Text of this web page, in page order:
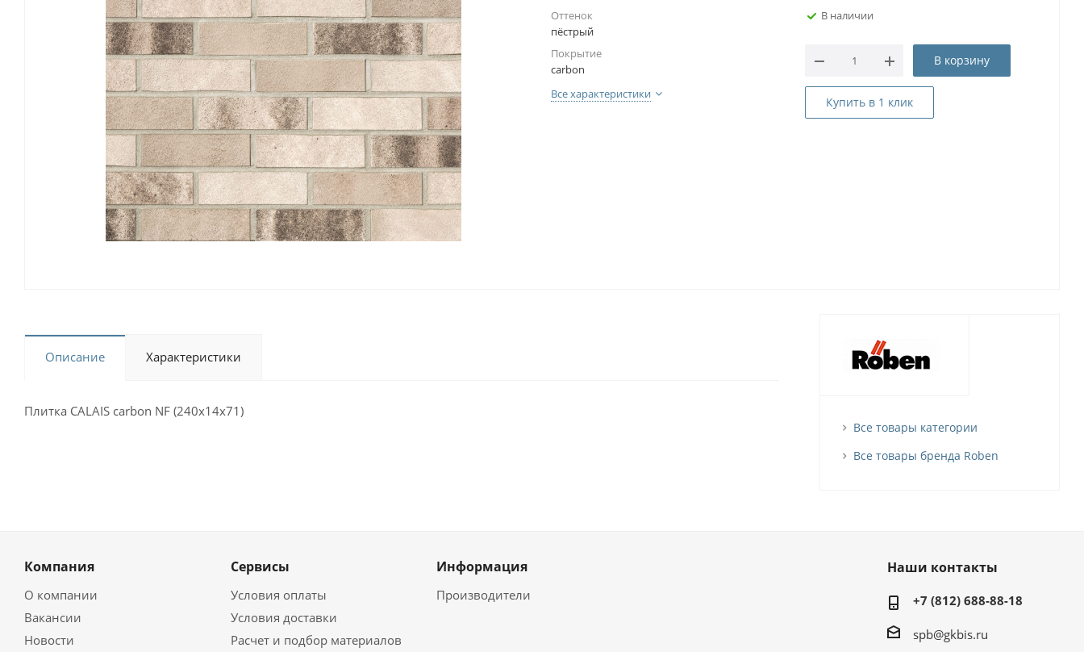
Оттенок
пёстрый
Покрытие
carbon
Все характеристики
В наличии
В корзину
Купить в 1 клик
Описание Характеристики
Плитка CALAIS carbon NF (240х14х71)
Все товары категории
Все товары бренда Roben
Компания
О компании
Вакансии
Новости
Сервисы
Условия оплаты
Условия доставки
Расчет и подбор материалов
Информация
Производители
Наши контакты
+7 (812) 688-88-18
spb@gkbis.ru